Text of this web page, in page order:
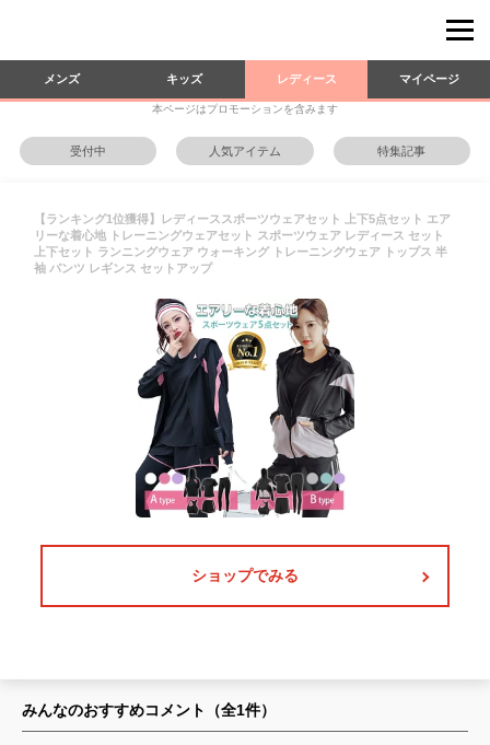
メンズ キッズ レディース マイページ
本ページはプロモーションを含みます
受付中 人気アイテム 特集記事
【ランキング1位獲得】レディーススポーツウェアセット 上下5点セット エア
リーな着心地 トレーニングウェアセット スポーツウェア レディース セット
上下セット ランニングウェア ウォーキング トレーニングウェア トップス 半
袖 パンツ レギンス セットアップ
ショップでみる
みんなのおすすめコメント（全1件）